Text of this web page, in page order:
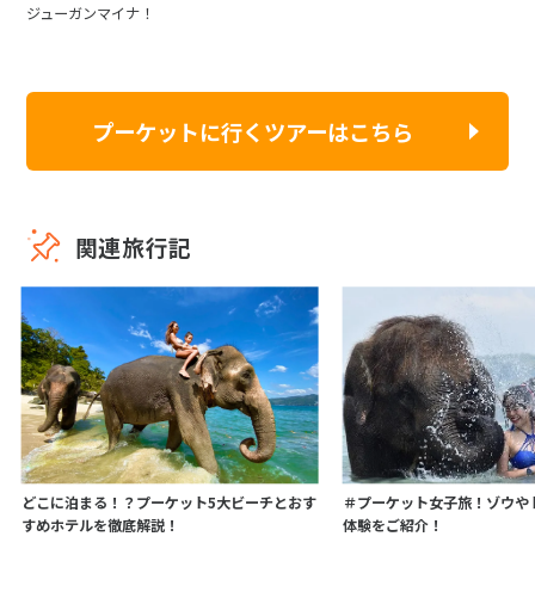
ジューガンマイナ！
プーケットに行くツアーはこちら
関連旅行記
どこに泊まる！？プーケット5大ビーチとおす
すめホテルを徹底解説！
＃プーケット女子旅！ゾウ
体験をご紹介！